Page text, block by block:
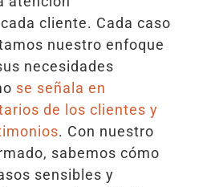
cliente. Cada caso
nuestro enfoque
necesidades
se señala en
de los clientes y
. Con nuestro
sabemos cómo
sensibles y